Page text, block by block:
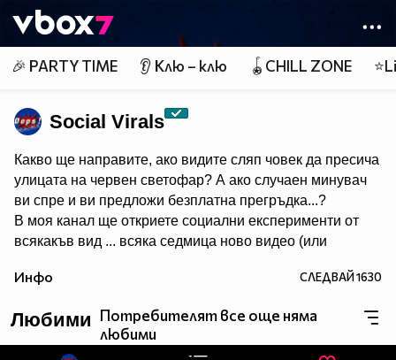
👾
🎉 PARTY TIME 👂 Клю – клю 🪀CHILL ZONE
Social Virals
Какво ще направите, ако видите сляп човек да пресича
улицата на червен светофар? А ако случаен минувач
ви спре и ви предложи безплатна прегръдка...?
В моя канал ще откриете социални експерименти от
всякакъв вид ... всяка седмица ново видео (или
Инфо СЛЕДВАЙ1630
Любими Потребителят все още няма
любими